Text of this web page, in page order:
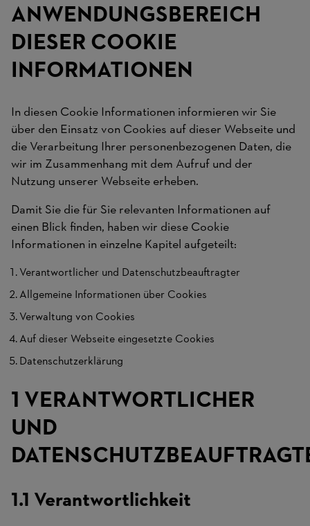
ANWENDUNGSBEREICH
DIESER COOKIE
INFORMATIONEN
In diesen Cookie Informationen informieren wir Sie
über den Einsatz von Cookies auf dieser Webseite und
die Verarbeitung Ihrer personenbezogenen Daten, die
wir im Zusammenhang mit dem Aufruf und der
Nutzung unserer Webseite erheben.
Damit Sie die für Sie relevanten Informationen auf
einen Blick finden, haben wir diese Cookie
Informationen in einzelne Kapitel aufgeteilt:
Verantwortlicher und Datenschutzbeauftragter
Allgemeine Informationen über Cookies
Verwaltung von Cookies
Auf dieser Webseite eingesetzte Cookies
Datenschutzerklärung
1 VERANTWORTLICHER
UND
1.1 Verantwortlichkeit